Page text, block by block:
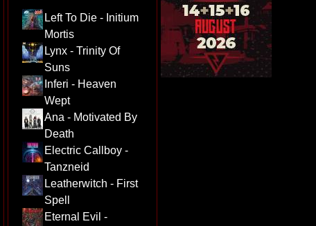
Left To Die - Initium
Mortis
Lynx - Trinity Of
Suns
Inferi - Heaven
Wept
Ana - Motivated By
Death
Electric Callboy -
Tanzneid
Leatherwitch - First
Spell
Eternal Evil -